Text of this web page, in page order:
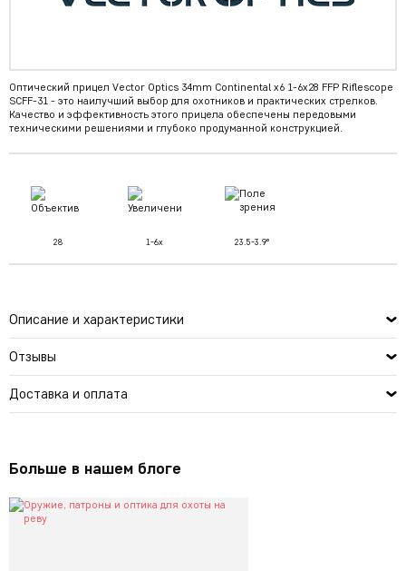
Описание и характеристики
Отзывы
Доставка и оплата
Оптический прицел Vector Optics 34mm Continental x6 1-6x28 FFP Riflescope
SCFF-31 - это наилучший выбор для охотников и практических стрелков.
Качество и эффективность этого прицела обеспечены передовыми
техническими решениями и глубоко продуманной конструкцией.
28 1-6x 23.5-3.9°
Больше в нашем блоге